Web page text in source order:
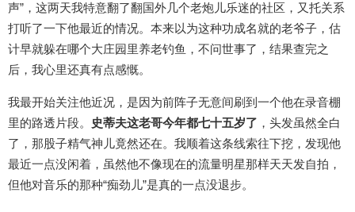
声”，这两天我特意翻了翻国外几个老炮儿乐迷的社区，又托关系
打听了一下他最近的情况。本来以为这种功成名就的老爷子，估
计早就躲在哪个大庄园里养老钓鱼，不问世事了，结果查完之
后，我心里还真有点感慨。
我最开始关注他近况，是因为前阵子无意间刷到一个他在录音棚
里的路透片段。
史蒂夫这老哥今年都七十五岁了 ，头发虽然全白
了，那股子精气神儿竟然还在。我顺着这条线索往下挖，发现他
最近一点没闲着，虽然他不像现在的流量明星那样天天发自拍，
但他对音乐的那种“痴劲儿”是真的一点没退步。